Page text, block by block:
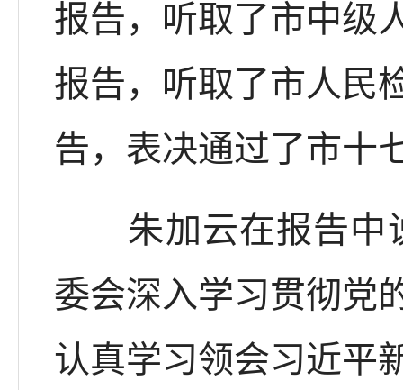
报告，听取了市中级
报告，听取了市人民
告，表决通过了市十
朱加云在报告中说
委会深入学习贯彻党
认真学习领会习近平